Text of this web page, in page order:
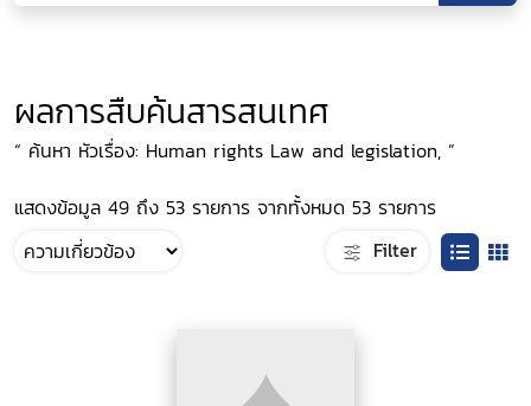
ผลการสืบค้นสารสนเทศ
“ ค้นหา หัวเรื่อง: Human rights Law and legislation, ”
แสดงข้อมูล 49 ถึง 53 รายการ จากทั้งหมด 53 รายการ
Filter